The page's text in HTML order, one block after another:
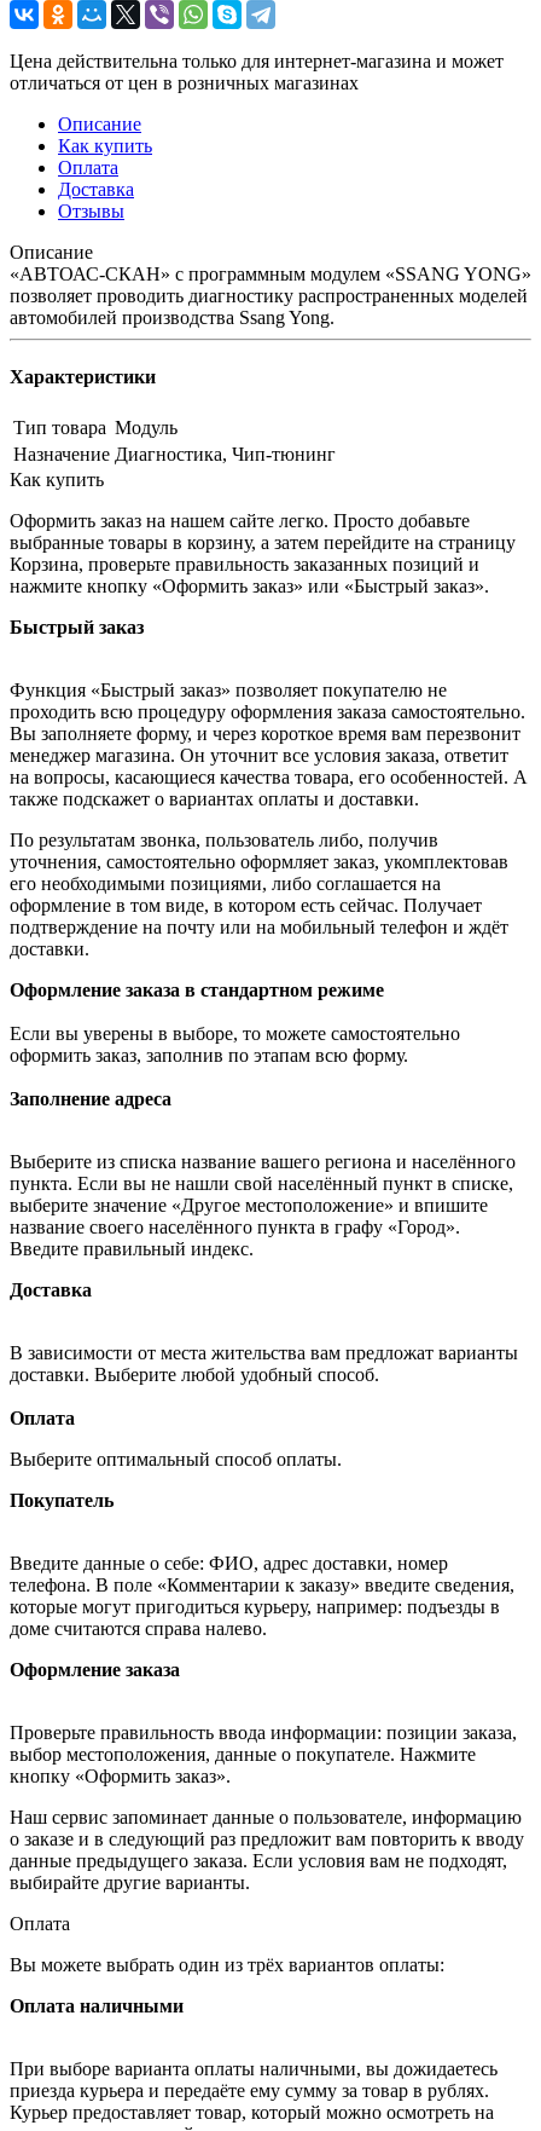
Цена действительна только для интернет-магазина и может
отличаться от цен в розничных магазинах
Описание
Как купить
Оплата
Доставка
Отзывы
Описание
«АВТОАС-СКАН» с программным модулем «SSANG YONG»
позволяет проводить диагностику распространенных моделей
автомобилей производства Ssang Yong.
Характеристики
Тип товара Модуль
Назначение Диагностика, Чип-тюнинг
Как купить
Оформить заказ на нашем сайте легко. Просто добавьте
выбранные товары в корзину, а затем перейдите на страницу
Корзина, проверьте правильность заказанных позиций и
нажмите кнопку «Оформить заказ» или «Быстрый заказ».
Быстрый заказ
Функция «Быстрый заказ» позволяет покупателю не
проходить всю процедуру оформления заказа самостоятельно.
Вы заполняете форму, и через короткое время вам перезвонит
менеджер магазина. Он уточнит все условия заказа, ответит
на вопросы, касающиеся качества товара, его особенностей. А
также подскажет о вариантах оплаты и доставки.
По результатам звонка, пользователь либо, получив
уточнения, самостоятельно оформляет заказ, укомплектовав
его необходимыми позициями, либо соглашается на
оформление в том виде, в котором есть сейчас. Получает
подтверждение на почту или на мобильный телефон и ждёт
доставки.
Оформление заказа в стандартном режиме
Если вы уверены в выборе, то можете самостоятельно
оформить заказ, заполнив по этапам всю форму.
Заполнение адреса
Выберите из списка название вашего региона и населённого
пункта. Если вы не нашли свой населённый пункт в списке,
выберите значение «Другое местоположение» и впишите
название своего населённого пункта в графу «Город».
Введите правильный индекс.
Доставка
В зависимости от места жительства вам предложат варианты
доставки. Выберите любой удобный способ.
Оплата
Выберите оптимальный способ оплаты.
Покупатель
Введите данные о себе: ФИО, адрес доставки, номер
телефона. В поле «Комментарии к заказу» введите сведения,
которые могут пригодиться курьеру, например: подъезды в
доме считаются справа налево.
Оформление заказа
Проверьте правильность ввода информации: позиции заказа,
выбор местоположения, данные о покупателе. Нажмите
кнопку «Оформить заказ».
Наш сервис запоминает данные о пользователе, информацию
о заказе и в следующий раз предложит вам повторить к вводу
данные предыдущего заказа. Если условия вам не подходят,
выбирайте другие варианты.
Оплата
Вы можете выбрать один из трёх вариантов оплаты:
Оплата наличными
При выборе варианта оплаты наличными, вы дожидаетесь
приезда курьера и передаёте ему сумму за товар в рублях.
Курьер предоставляет товар, который можно осмотреть на